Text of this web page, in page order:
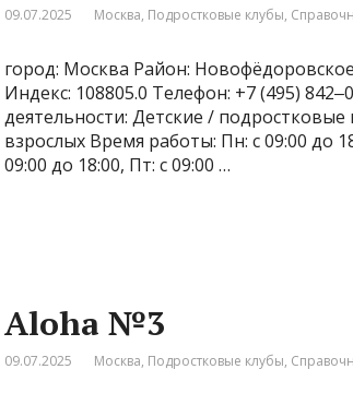
09.07.2025 Москва, Подростковые клубы,
город: Москва Район:
Индекс: 108805.0 Телефон: +7 (495)
деятельности: Детские /
взрослых Время работы: Пн: с 09:00 до
09:00 до 18:00, Пт: с 09:00 …
Aloha №3
09.07.2025 Москва, Подростковые клубы,